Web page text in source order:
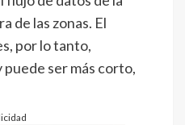
de las zonas. El
por lo tanto,
puede ser más corto,